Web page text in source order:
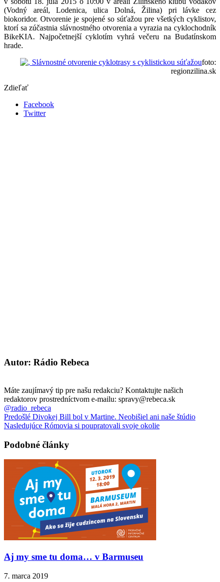
(Vodný areál, Lodenica, ulica Dolná, Žilina) pri lávke cez
biokoridor. Otvorenie je spojené so súťažou pre všetkých cyklistov,
ktorí sa zúčastnia slávnostného otvorenia a vyrazia na cyklochodník
BikeKIA. Najpočetnejší cyklotím vyhrá večeru na Budatínskom
hrade.
foto:
regionzilina.sk
Zdieľať
Facebook
Twitter
Autor: Rádio Rebeca
Máte zaujímavý tip pre našu redakciu? Kontaktujte našich
redaktorov prostredníctvom e-mailu: spravy@rebeca.sk
@radio_rebeca
Predošlé Divokej Bill bol v Martine. Neobišiel ani naše štúdio
Nasledujúce Rómovia si poupratovali svoje okolie
Podobné články
Aj my sme tu doma… v Barmuseu
7. marca 2019